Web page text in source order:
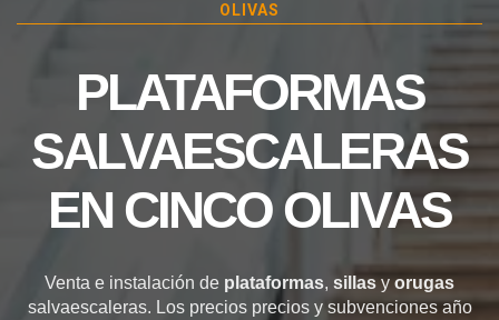
OLIVAS
PLATAFORMAS
SALVAESCALERAS
EN CINCO OLIVAS
Venta e instalación de plataformas, sillas y orugas
salvaescaleras. Los precios precios y subvenciones año